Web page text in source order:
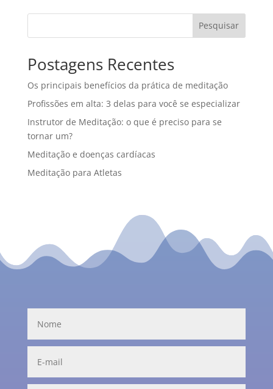
Pesquisar
Postagens Recentes
Os principais benefícios da prática de meditação
Profissões em alta: 3 delas para você se especializar
Instrutor de Meditação: o que é preciso para se
tornar um?
Meditação e doenças cardíacas
Meditação para Atletas